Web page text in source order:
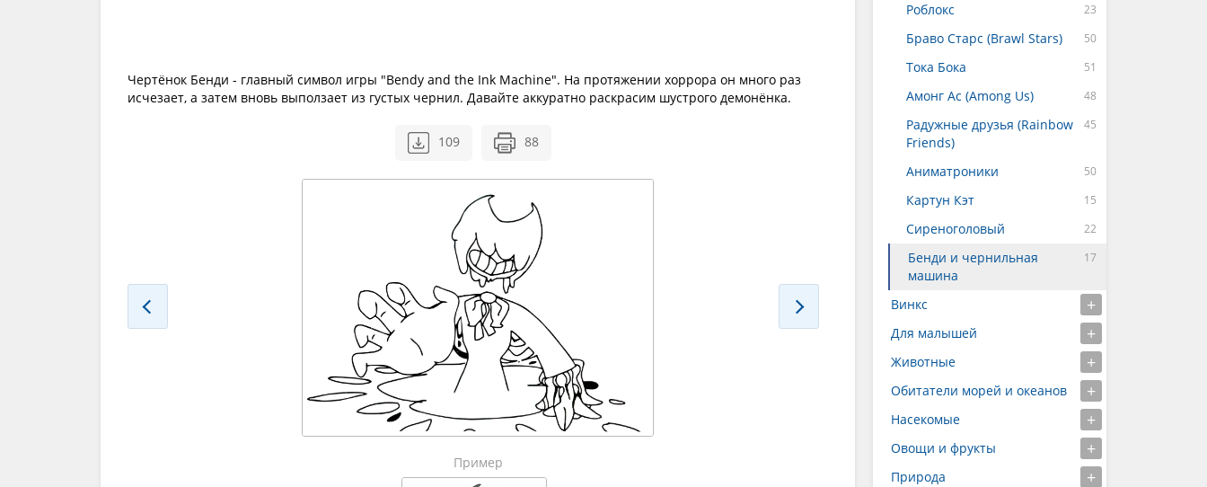
Чертёнок Бенди - главный символ игры "Bendy and the Ink Machine". На протяжении хоррора он много раз
исчезает, а затем вновь выползает из густых чернил. Давайте аккуратно раскрасим шустрого демонёнка.
109 88
Пример
Роблокс
Браво Старс (Brawl Stars)
Тока Бока
Амонг Ас (Among Us)
Радужные друзья (Rainbow
Friends)
Аниматроники
Картун Кэт
Сиреноголовый
Бенди и чернильная
машина
Винкс
Для малышей
Животные
Обитатели морей и океанов
Насекомые
Овощи и фрукты
Природа